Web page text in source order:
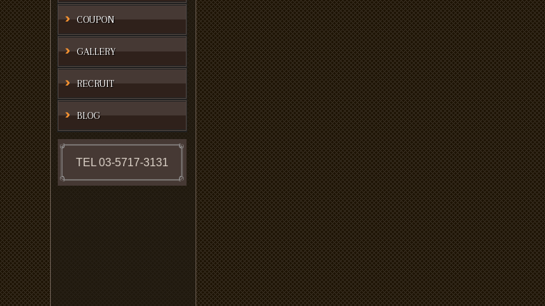
COUPON
GALLERY
RECRUIT
BLOG
TEL 03-5717-3131